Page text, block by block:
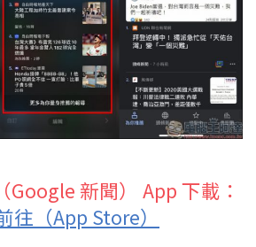
Google 新聞） App 下載：
往（App Store）